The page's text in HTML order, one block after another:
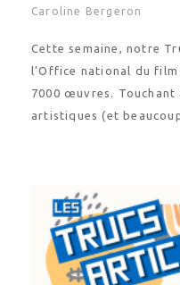
Caroline Bergeron
Cette semaine, notre
l’Office national du
7000 œuvres.
artistiques (et